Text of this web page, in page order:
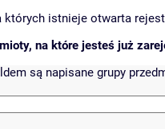
istnieje otwarta
na które jesteś już
są napisane grupy